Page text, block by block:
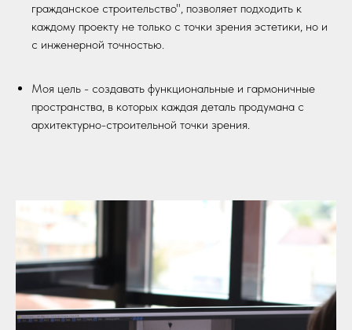
гражданское строительство", позволяет подходить к
каждому проекту не только с точки зрения эстетики, но и
с инженерной точностью.
Моя цель - создавать функциональные и гармоничные
пространства, в которых каждая деталь продумана с
архитектурно-строительной точки зрения.